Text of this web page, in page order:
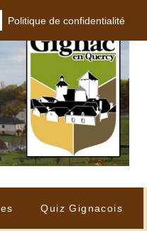
Quiz Gignacois
Politique de confidentialité